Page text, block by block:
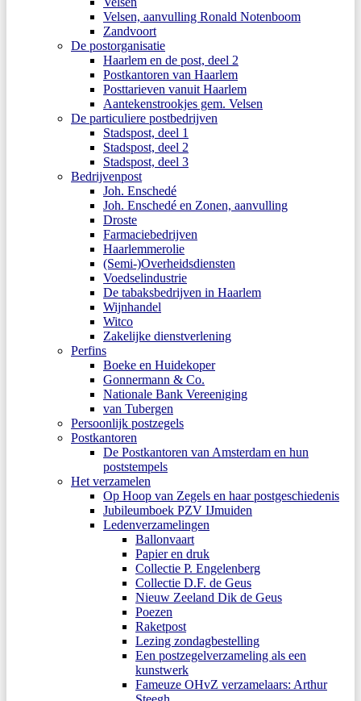
Velsen, aanvulling Ronald Notenboom
Zandvoort
De postorganisatie
Haarlem en de post, deel 2
Postkantoren van Haarlem
Posttarieven vanuit Haarlem
Aantekenstrookjes gem. Velsen
De particuliere postbedrijven
Stadspost, deel 1
Stadspost, deel 2
Stadspost, deel 3
Bedrijvenpost
Joh. Enschedé
Joh. Enschedé en Zonen, aanvulling
Droste
Farmaciebedrijven
Haarlemmerolie
(Semi-)Overheidsdiensten
Voedselindustrie
De tabaksbedrijven in Haarlem
Wijnhandel
Witco
Zakelijke dienstverlening
Perfins
Boeke en Huidekoper
Gonnermann & Co.
Nationale Bank Vereeniging
van Tubergen
Persoonlijk postzegels
Postkantoren
De Postkantoren van Amsterdam en hun
poststempels
Het verzamelen
Op Hoop van Zegels en haar postgeschiedenis
Jubileumboek PZV IJmuiden
Ledenverzamelingen
Ballonvaart
Papier en druk
Collectie P. Engelenberg
Collectie D.F. de Geus
Nieuw Zeeland Dik de Geus
Poezen
Raketpost
Lezing zondagbestelling
Een postzegelverzameling als een
kunstwerk
Fameuze OHvZ verzamelaars: Arthur